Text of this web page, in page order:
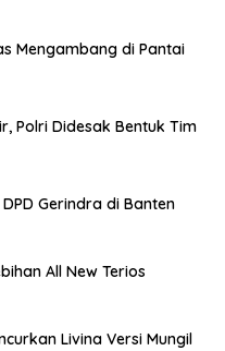
Mengambang di Pantai
Polri Didesak Bentuk Tim
Gerindra di Banten
All New Terios
Livina Versi Mungil